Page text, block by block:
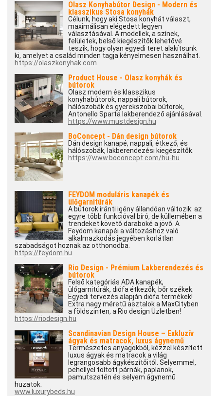
Olasz Konyhabútor Design - Modern és
klasszikus Stosa konyhák
Célunk, hogy aki Stosa konyhát választ,
maximálisan elégedett legyen
választásával. A modellek, a színek,
felületek, belső kiegészítők lehetővé
teszik, hogy olyan egyedi teret alakítsunk
ki, amelyet a család minden tagja kényelmesen használhat.
https://olaszkonyhak.com
Product House - Olasz konyhák és
bútorok
Olasz modern és klasszikus
konyhabútorok, nappali bútorok,
hálószobák és gyerekszobai bútorok,
Antonello Sparta lakberendező ajánlásával.
https://www.mustdesign.hu
BoConcept - Dán design bútorok
Dán design kanapé, nappali, étkező, és
hálószobák, lakberendezési kiegészítők.
https://www.boconcept.com/hu-hu
FEYDOM moduláris kanapék és
ülőgarnitúrák
A bútorok iránti igény állandóan változik: az
egyre több funkcióval bíró, de küllemében a
trendeket követő daraboké a jövő. A
Feydom kanapéi a változáshoz való
alkalmazkodás jegyében korlátlan
szabadságot hoznak az otthonodba.
https://feydom.hu
Rio Design - Prémium Lakberendezés és
bútorok
Felső kategóriás ADA kanapék,
ülőgarnitúrák, diófa étkezők, bőr székek.
Egyedi tervezés alapján diófa termékek!
Extra nagy méretű asztalok a MaxCityben
a földszinten, a Rio design Üzletben!
https://riodesign.hu
Scandinavian Design House – Exkluzív
ágyak és matracok, luxus ágynemű
Természetes anyagokból, kézzel készített
luxus ágyak és matracok a világ
legrangosabb ágykészítőitől. Selyemmel,
pehellyel töltött párnák, paplanok,
pamutszatén és selyem ágynemű
huzatok.
www.luxurybeds.hu